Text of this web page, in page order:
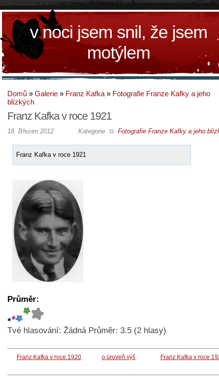
v noci jsem snil, že jsem
motýlem
Domů » Galerie » Franz Kafka » Fotografie Franze Kafky a jeho
blízkých
Franz Kafka v roce 1921
Kategorie Fotografie Franze Kafky a jeho
18. Březen 2012
Franz Kafka v roce 1921
Průměr:
Tvé hlasování: Žádná Průměr: 3.5 (2 hlasy)
Franz Kafka v roce 1920 o úroveň výš Franz Kafka v roce